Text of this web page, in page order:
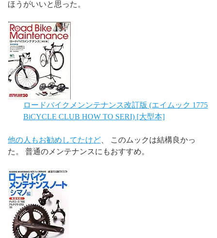
ほうがいいと思った。
ロードバイクメンンテナンス改訂版 (エイムック 1775
BiCYCLE CLUB HOW TO SERI) [大型本]
他の人もお勧めしてたけど 、 このムックは結構良かっ
た。 普通のメンテナンスにもおすすめ。